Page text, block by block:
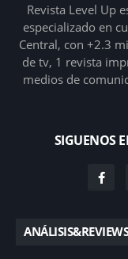
Revista Level Up
especializado en
Central, con +2.3
de tv, 1 revista
medios de
SIGUENOS
ANÁLISIS&REVIEWS